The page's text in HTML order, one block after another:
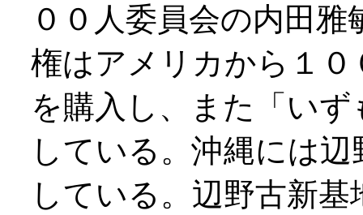
００人委員会の内田
権はアメリカから１
を購入し、また「い
している。沖縄には
している。辺野古新